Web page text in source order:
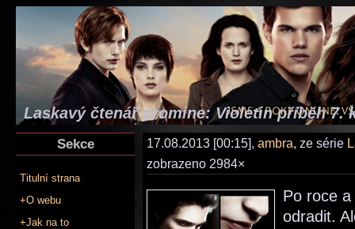
Laskavý čtenář promine: Violetin příběh 7.
Sekce
Titulní strana
+O webu
+Jak na to
17.08.2013 [00:15], ambra, ze série
zobrazeno 2984×
Po roce
odradit.